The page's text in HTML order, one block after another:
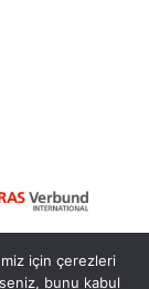
için çerezleri
bunu kabul